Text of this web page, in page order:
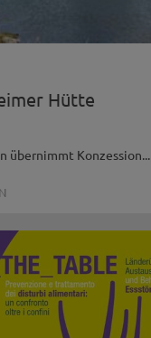
Hütte
übernimmt Konzession...